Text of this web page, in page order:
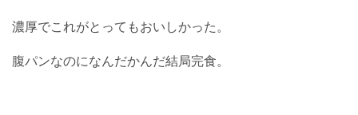
濃厚でこれがとってもおいしかった。
腹パンなのになんだかんだ結局完食。